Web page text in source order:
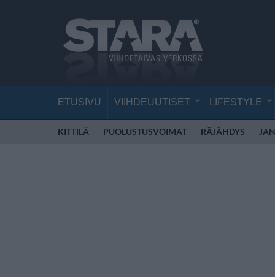
ETUSIVU VIIHDEUUTISET LIFESTYLE
KITTILÄ PUOLUSTUSVOIMAT RÄJÄHDYS